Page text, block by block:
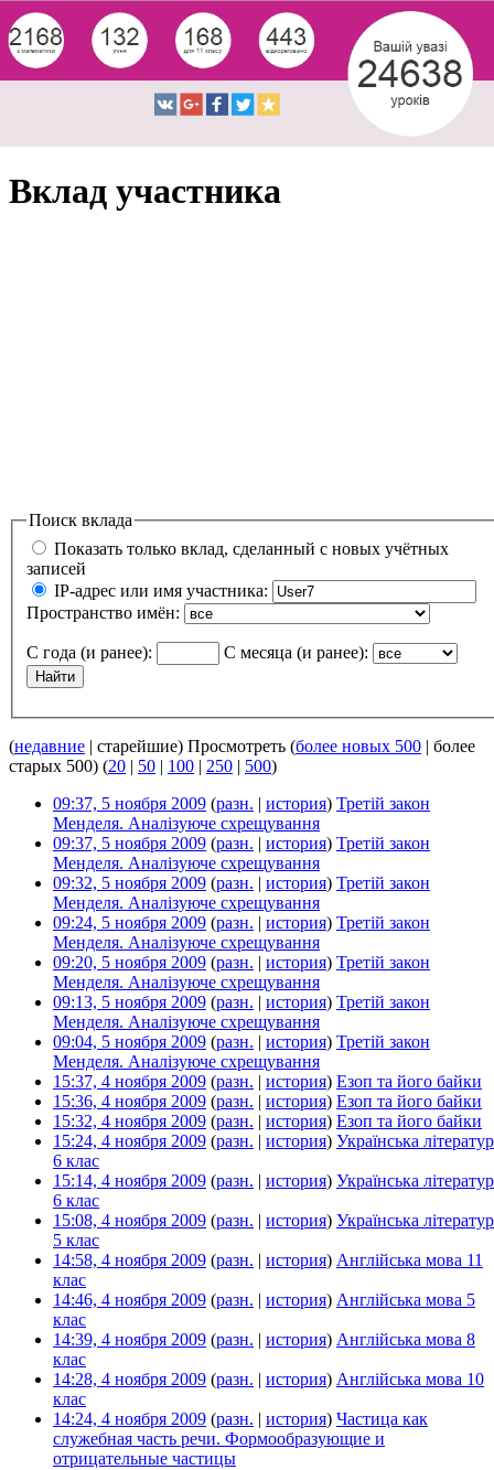
Вклад участника
Поиск вклада
Показать только вклад, сделанный с новых учётных
записей
IP-адрес или имя участника:
Пространство имён:
С года (и ранее): С месяца (и ранее):
(недавние | старейшие) Просмотреть (более новых 500 | более
старых 500) (20 | 50 | 100 | 250 | 500)
09:37, 5 ноября 2009 (разн. | история) Третій закон
Менделя. Аналізуюче схрещування
09:37, 5 ноября 2009 (разн. | история) Третій закон
Менделя. Аналізуюче схрещування
09:32, 5 ноября 2009 (разн. | история) Третій закон
Менделя. Аналізуюче схрещування
09:24, 5 ноября 2009 (разн. | история) Третій закон
Менделя. Аналізуюче схрещування
09:20, 5 ноября 2009 (разн. | история) Третій закон
Менделя. Аналізуюче схрещування
09:13, 5 ноября 2009 (разн. | история) Третій закон
Менделя. Аналізуюче схрещування
09:04, 5 ноября 2009 (разн. | история) Третій закон
Менделя. Аналізуюче схрещування
15:37, 4 ноября 2009 (разн. | история) Езоп та його байки
15:36, 4 ноября 2009 (разн. | история) Езоп та його байки
15:32, 4 ноября 2009 (разн. | история) Езоп та його байки
15:24, 4 ноября 2009 (разн. | история) Українська
6 клас
15:14, 4 ноября 2009 (разн. | история) Українська
6 клас
15:08, 4 ноября 2009 (разн. | история) Українська
5 клас
14:58, 4 ноября 2009 (разн. | история) Англійська мова 11
клас
14:46, 4 ноября 2009 (разн. | история) Англійська мова 5
клас
14:39, 4 ноября 2009 (разн. | история) Англійська мова 8
клас
14:28, 4 ноября 2009 (разн. | история) Англійська мова 10
клас
14:24, 4 ноября 2009 (разн. | история) Частица как
служебная часть речи. Формообразующие и
отрицательные частицы